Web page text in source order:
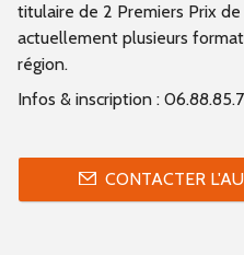
titulaire de 2 Premiers Prix
actuellement plusieurs
région.
Infos & inscription :
CONTACTER